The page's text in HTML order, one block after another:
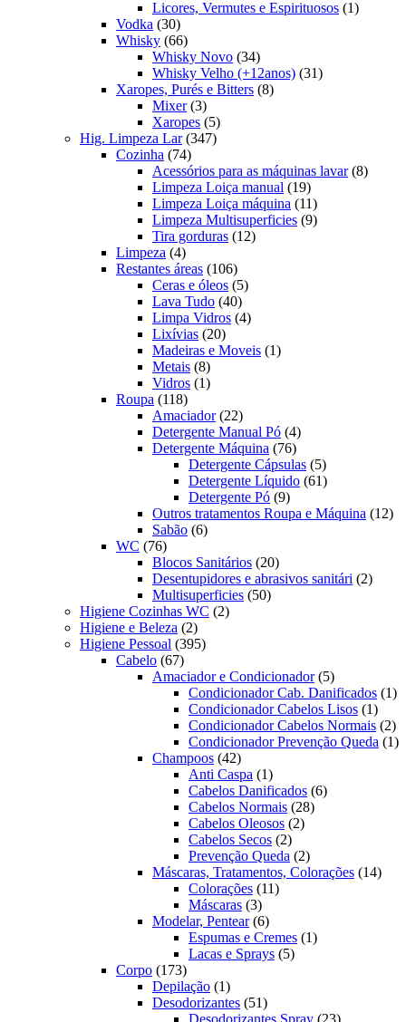
produtos
Licores, Vermutes e Espirituosos 11
Vodka 3030
produtos
Whisky 6666
produtos
Whisky Novo 3434
produtos
Whisky Velho (+12anos) 3131
Xaropes, Purés e Bitters 88
Mixer 33
produtos
Xaropes 55
produtos
Hig. Limpeza Lar 347347
Cozinha 7474
produtos
Acessórios para as máquinas lavar 88
Limpeza Loiça manual 1919
produtos
Limpeza Loiça máquina 1111
produtos
Limpeza Multisuperficies 99
Tira gorduras 1212
Limpeza 44
produtos
Restantes áreas 106106
produtos
Ceras e óleos 55
Lava Tudo 4040
produtos
Limpa Vidros 44
Lixívias 2020
produtos
Madeiras e Moveis 11
Metais 88
produtos
Vidros 11
Roupa 118118
produtos
Amaciador 2222
produtos
Detergente Manual Pó 44
produtos
Detergente Máquina 7676
produtos
Detergente Cápsulas 55
produtos
Detergente Líquido 6161
Detergente Pó 99
produtos
Outros tratamentos Roupa e Máquina 1212
Sabão 66
WC 7676
produtos
Blocos Sanitários 2020
produtos
Desentupidores e abrasivos sanitári 22
Multisuperficies 5050
Higiene Cozinhas WC 22
Higiene e Beleza 22
produtos
Higiene Pessoal 395395
Cabelo 6767
produtos
Amaciador e Condicionador 55
produtos
Condicionador Cab. Danificados 11
Condicionador Cabelos Lisos 11
Condicionador Cabelos Normais 22
Condicionador Prevenção Queda 11
Champoos 4242
produtos
Anti Caspa 11
produto
Cabelos Danificados 66
Cabelos Normais 2828
Cabelos Oleosos 22
Cabelos Secos 22
produtos
Prevenção Queda 22
produtos
Máscaras, Tratamentos, Colorações 1414
Colorações 1111
Máscaras 33
produtos
Modelar, Pentear 66
produtos
Espumas e Cremes 11
Lacas e Sprays 55
Corpo 173173
produtos
Depilação 11
produto
Desodorizantes 5151
produtos
23